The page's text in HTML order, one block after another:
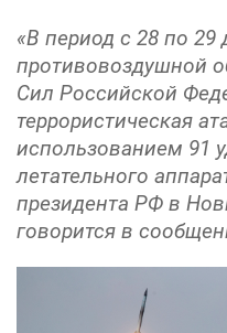
«В период с 28 по 29
противовоздушной
Сил Российской
террористическая
использованием 91
летательного
президента РФ в
говорится в